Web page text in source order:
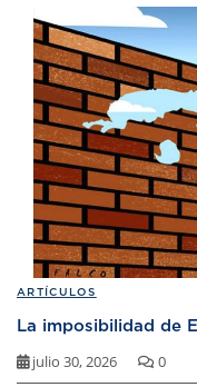
ARTÍCULOS
La imposibilidad de
julio 30, 2026 0